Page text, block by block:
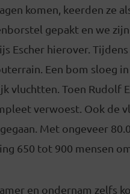
komen, keerden ze
gepakt en we
Escher hierover.
Een bom sloeg
vluchtten. Toen Rudolf
verwoest. Ook de
Met ongeveer
650 tot 900 mensen
en ondernam zelfs